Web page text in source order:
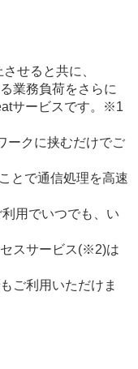
せると共に、
業務負荷をさらに
サービスです。※1
ークに挟むだけでご
とで通信処理を高速
用でいつでも、い
スサービス(※2)は
ご利用いただけま